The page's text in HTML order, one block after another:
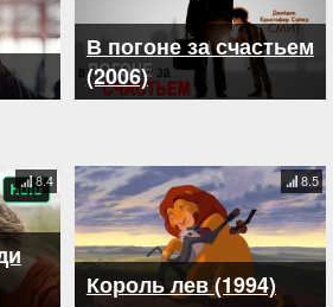
В погоне за счастьем
(2006)
8.4
Король лев (1994)
8.5